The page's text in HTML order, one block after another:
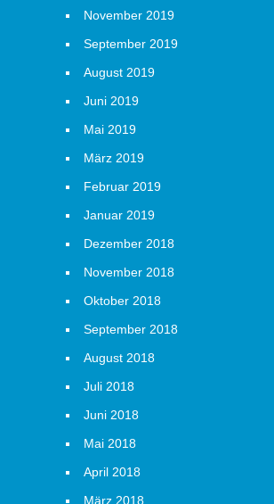
November 2019
September 2019
August 2019
Juni 2019
Mai 2019
März 2019
Februar 2019
Januar 2019
Dezember 2018
November 2018
Oktober 2018
September 2018
August 2018
Juli 2018
Juni 2018
Mai 2018
April 2018
März 2018